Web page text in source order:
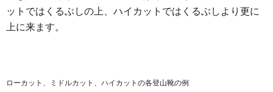
ットではくるぶしの上、ハイカットではくるぶしより更に
上に来ます。
ローカット、ミドルカット、ハイカットの各登山靴の例